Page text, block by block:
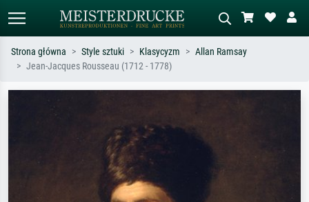
impresjonizm, fala Hokusaia, akt.
stojący akt obok drzewa.
Strona główna Style sztuki Klasycyzm
Allan Ramsay
Jean-Jacques Rousseau (1712 - 1778)